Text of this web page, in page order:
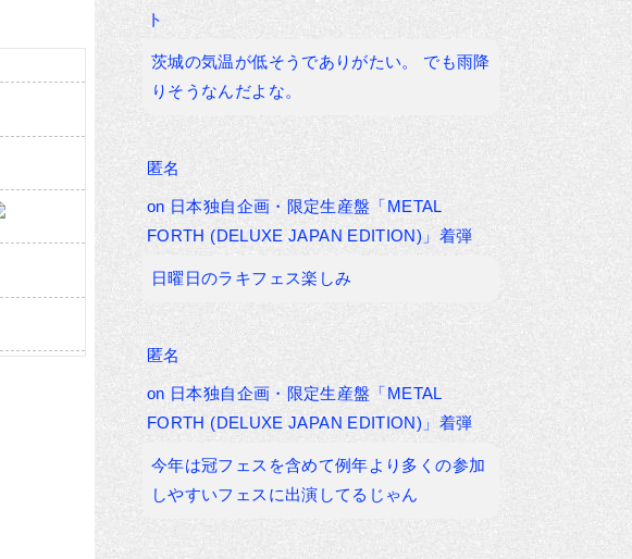
ト
茨城の気温が低そうでありがたい。 でも雨降
りそうなんだよな。
匿名
on 日本独自企画・限定生産盤「METAL
FORTH (DELUXE JAPAN EDITION)」着弾
日曜日のラキフェス楽しみ
匿名
on 日本独自企画・限定生産盤「METAL
FORTH (DELUXE JAPAN EDITION)」着弾
今年は冠フェスを含めて例年より多くの参加
しやすいフェスに出演してるじゃん